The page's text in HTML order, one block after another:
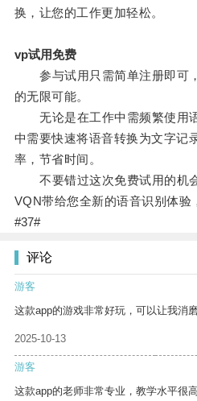
换，让您的工作更加轻松。
vp试用免费
参与试用只需简单注册即可
的无限可能。
无论是在工作中需频繁使用
中需要快速将语音转换为文字记
率，节省时间。
不要错过这次免费试用的机
VQN带给您全新的语音识别体验
#37#
评论
游客
这款app的游戏非常好玩，可以让我消磨
2025-10-13
游客
这款app的老师非常专业，教学水平很